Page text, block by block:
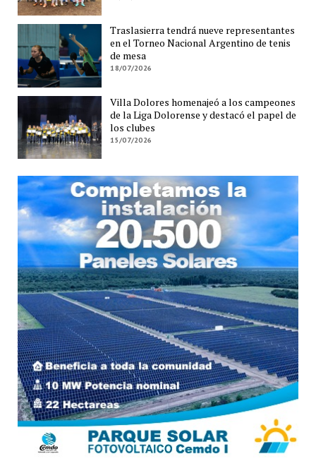
Traslasierra tendrá nueve representantes
en el Torneo Nacional Argentino de tenis
de mesa
18/07/2026
Villa Dolores homenajeó a los campeones
de la Liga Dolorense y destacó el papel de
los clubes
15/07/2026